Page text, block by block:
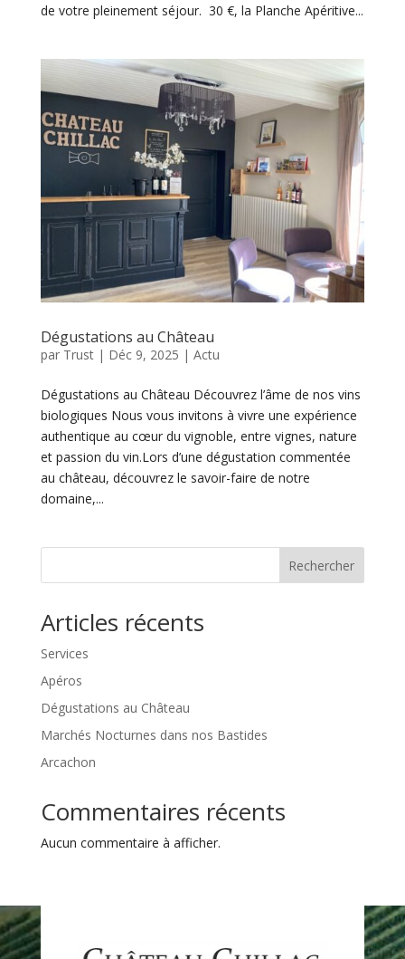
de votre pleinement séjour. 30 €, la Planche Apéritive...
Dégustations au Château
par Trust| Déc 9, 2025 | Actu
Dégustations au Château Découvrez l’âme de nos vins
biologiques Nous vous invitons à vivre une expérience
authentique au cœur du vignoble, entre vignes, nature
et passion du vin.Lors d’une dégustation commentée
au château, découvrez le savoir-faire de notre
domaine,...
Rechercher
Articles récents
Services
Apéros
Dégustations au Château
Marchés Nocturnes dans nos Bastides
Arcachon
Commentaires récents
Aucun commentaire à afficher.